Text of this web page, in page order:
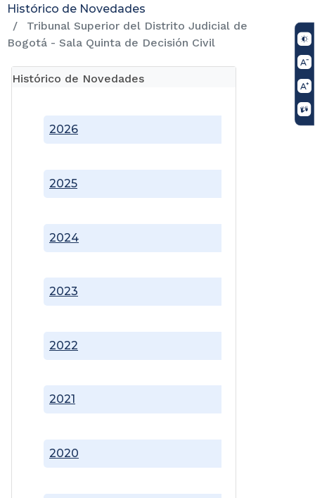
Histórico de Novedades
Tribunal Superior del Distrito Judicial de
Bogotá - Sala Quinta de Decisión Civil
Histórico de Novedades
2020
2021
2022
2023
2024
2025
2026